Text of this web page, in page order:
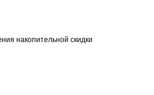
накопительной скидки